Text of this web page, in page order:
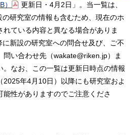
）
更新日・4月2日」。当一覧は、
研究室の情報も含むため、現在のホ
れている内容と異なる場合がありま
新設の研究室への問合せ及び、ご不
問い合わせ先（wakate@riken.jp）ま
。なお、この一覧は更新日時点の情報
2025年4月10日）以降にも研究室およ
能性がありますのでご注意くださ